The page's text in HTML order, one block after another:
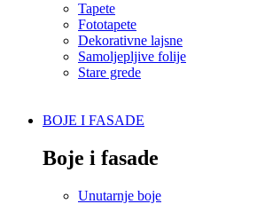
Tapete
Fototapete
Dekorativne lajsne
Samoljepljive folije
Stare grede
BOJE I FASADE
Boje i fasade
Unutarnje boje